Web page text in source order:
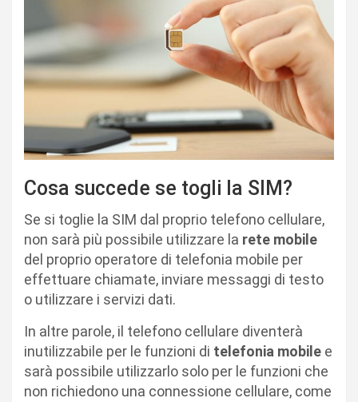
Cosa succede se togli la SIM?
Se si toglie la SIM dal proprio telefono cellulare,
non sarà più possibile utilizzare la rete mobile
del proprio operatore di telefonia mobile per
effettuare chiamate, inviare messaggi di testo
o utilizzare i servizi dati.
In altre parole, il telefono cellulare diventerà
inutilizzabile per le funzioni di telefonia mobile e
sarà possibile utilizzarlo solo per le funzioni che
non richiedono una connessione cellulare, come